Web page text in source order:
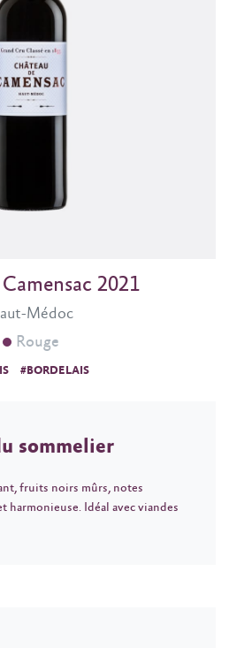
Médoc
2021
Rouge
#BORDELAIS
sommelier
fruits noirs mûrs, notes
harmonieuse. Idéal avec viandes